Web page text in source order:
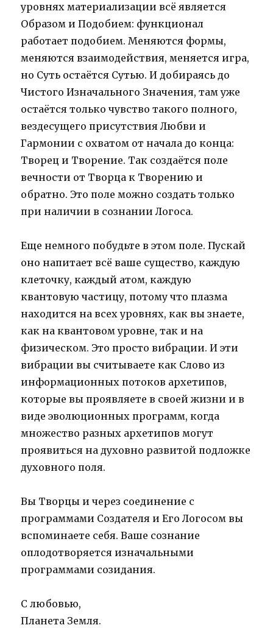
уровнях материализации всё является
Образом и Подобием: функционал
работает подобием. Меняются формы,
меняются взаимодействия, меняется игра,
но Суть остаётся Сутью. И добираясь до
Чистого Изначального Значения, там уже
остаётся только чувство такого полного,
вездесущего присутствия Любви и
Гармонии с охватом от начала до конца:
Творец и Творение. Так создаётся поле
вечности от Творца к Творению и
обратно. Это поле можно создать только
при наличии в сознании Логоса.
Еще немного побудьте в этом поле. Пускай
оно напитает всё ваше существо, каждую
клеточку, каждый атом, каждую
квантовую частицу, потому что плазма
находится на всех уровнях, как вы знаете,
как на квантовом уровне, так и на
физическом. Это просто вибрации. И эти
вибрации вы считываете как Слово из
информационных потоков архетипов,
которые вы проявляете в своей жизни и в
виде эволюционных программ, когда
множество разных архетипов могут
проявиться на духовно развитой подложке
духовного поля.
Вы Творцы и через соединение с
программами Создателя и Его Логосом вы
вспоминаете себя. Ваше сознание
оплодотворяется изначальными
программами созидания.
С любовью,
Планета Земля.